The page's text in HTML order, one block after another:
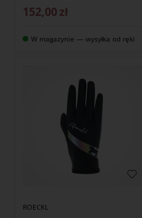
152,00 zł
W magazynie — wysyłka od ręki
ROECKL